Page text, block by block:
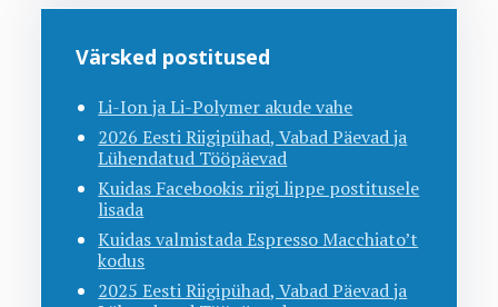
Värsked postitused
Li-Ion ja Li-Polymer akude vahe
2026 Eesti Riigipühad, Vabad Päevad ja
Lühendatud Tööpäevad
Kuidas Facebookis riigi lippe postitusele
lisada
Kuidas valmistada Espresso Macchiato’t
kodus
2025 Eesti Riigipühad, Vabad Päevad ja